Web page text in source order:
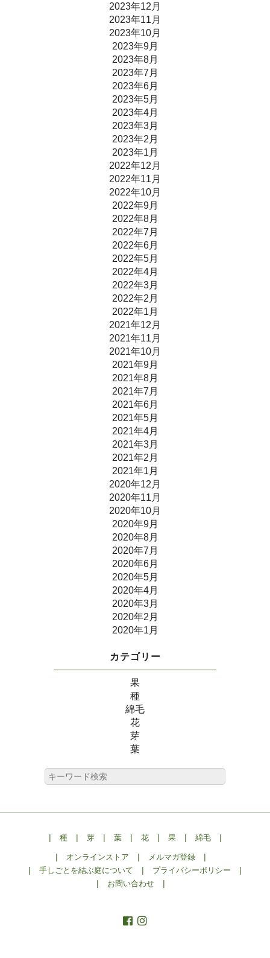
2023年12月
2023年11月
2023年10月
2023年9月
2023年8月
2023年7月
2023年6月
2023年5月
2023年4月
2023年3月
2023年2月
2023年1月
2022年12月
2022年11月
2022年10月
2022年9月
2022年8月
2022年7月
2022年6月
2022年5月
2022年4月
2022年3月
2022年2月
2022年1月
2021年12月
2021年11月
2021年10月
2021年9月
2021年8月
2021年7月
2021年6月
2021年5月
2021年4月
2021年3月
2021年2月
2021年1月
2020年12月
2020年11月
2020年10月
2020年9月
2020年8月
2020年7月
2020年6月
2020年5月
2020年4月
2020年3月
2020年2月
2020年1月
カテゴリー
果
種
綿毛
花
芽
葉
| 種| 芽| 葉| 花| 果| 綿毛|
| オンラインストア | メルマガ登録 |
| 手しごとを結ぶ庭について | プライバシーポリシー |
| お問い合わせ |